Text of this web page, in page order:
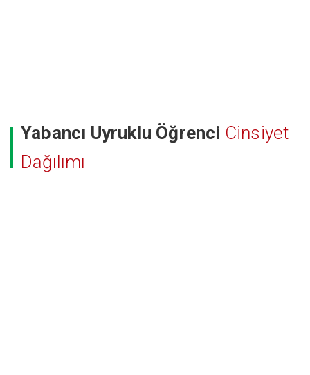
Yabancı Uyruklu Öğrenci Cinsiyet
Dağılımı